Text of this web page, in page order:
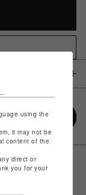
using the
it may not be
content of the
direct or
you for your